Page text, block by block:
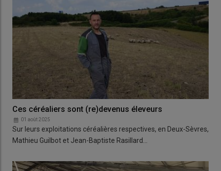
Ces céréaliers sont (re)devenus éleveurs
01 août 2025
Sur leurs exploitations céréalières respectives, en Deux-Sèvres,
Mathieu Guilbot et Jean-Baptiste Rasillard…